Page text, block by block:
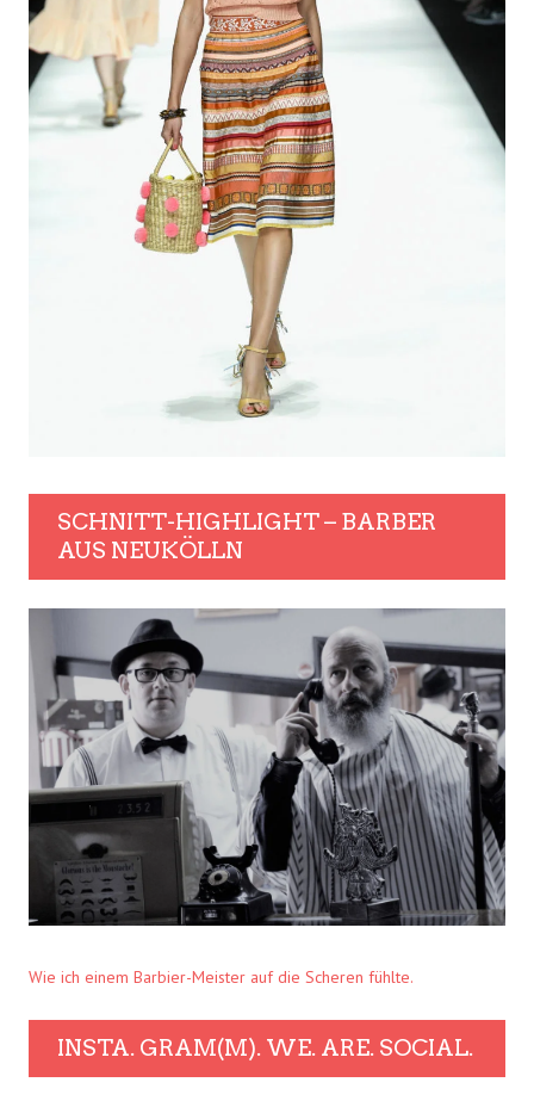
SCHNITT-HIGHLIGHT – BARBER
AUS NEUKÖLLN
Wie ich einem Barbier-Meister auf die Scheren fühlte.
INSTA. GRAM(M). WE. ARE. SOCIAL.